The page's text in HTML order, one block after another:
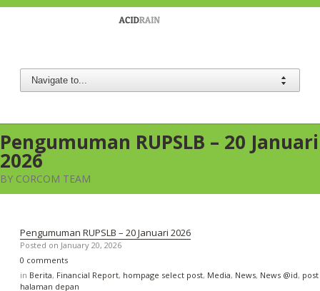
Pengumuman RUPSLB – 20 Januari
2026
BY CORCOM TEAM
Pengumuman RUPSLB – 20 Januari 2026
Posted on January 20, 2026
0 comments
in Berita, Financial Report, hompage select post, Media, News, News @id, post
halaman depan